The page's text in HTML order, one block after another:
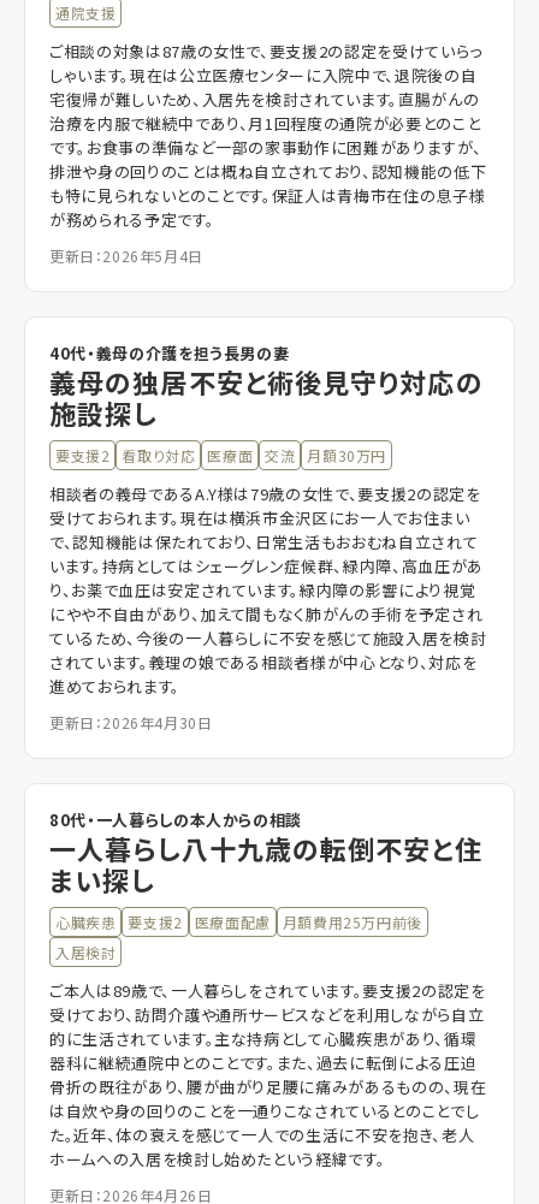
通院支援
ご相談の対象は87歳の女性で、要支援2の認定を受けていらっ
しゃいます。現在は公立医療センターに入院中で、退院後の自
宅復帰が難しいため、入居先を検討されています。直腸がんの
治療を内服で継続中であり、月1回程度の通院が必要とのこと
です。お食事の準備など一部の家事動作に困難がありますが、
排泄や身の回りのことは概ね自立されており、認知機能の低下
も特に見られないとのことです。保証人は青梅市在住の息子様
が務められる予定です。
更新日：2026年5月4日
40代・義母の介護を担う長男の妻
義母の独居不安と術後見守り対応の
施設探し
要支援2 看取り対応 医療面 交流 月額30万円
相談者の義母であるA.Y様は79歳の女性で、要支援2の認定を
受けておられます。現在は横浜市金沢区にお一人でお住まい
で、認知機能は保たれており、日常生活もおおむね自立されて
います。持病としてはシェーグレン症候群、緑内障、高血圧があ
り、お薬で血圧は安定されています。緑内障の影響により視覚
にやや不自由があり、加えて間もなく肺がんの手術を予定され
ているため、今後の一人暮らしに不安を感じて施設入居を検討
されています。義理の娘である相談者様が中心となり、対応を
進めておられます。
更新日：2026年4月30日
80代・一人暮らしの本人からの相談
一人暮らし八十九歳の転倒不安と住
まい探し
心臓疾患 要支援2 医療面配慮
月額費用25万円前後
入居検討
ご本人は89歳で、一人暮らしをされています。要支援2の認定を
受けており、訪問介護や通所サービスなどを利用しながら自立
的に生活されています。主な持病として心臓疾患があり、循環
器科に継続通院中とのことです。また、過去に転倒による圧迫
骨折の既往があり、腰が曲がり足腰に痛みがあるものの、現在
は自炊や身の回りのことを一通りこなされているとのことでし
た。近年、体の衰えを感じて一人での生活に不安を抱き、老人
ホームへの入居を検討し始めたという経緯です。
更新日：2026年4月26日